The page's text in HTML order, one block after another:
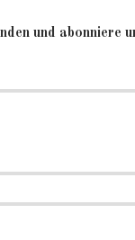
und abonniere